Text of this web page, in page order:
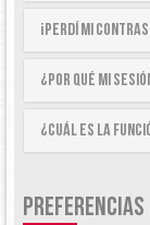
¡Perdí mi
¿Por qué mi
¿Cuál es la